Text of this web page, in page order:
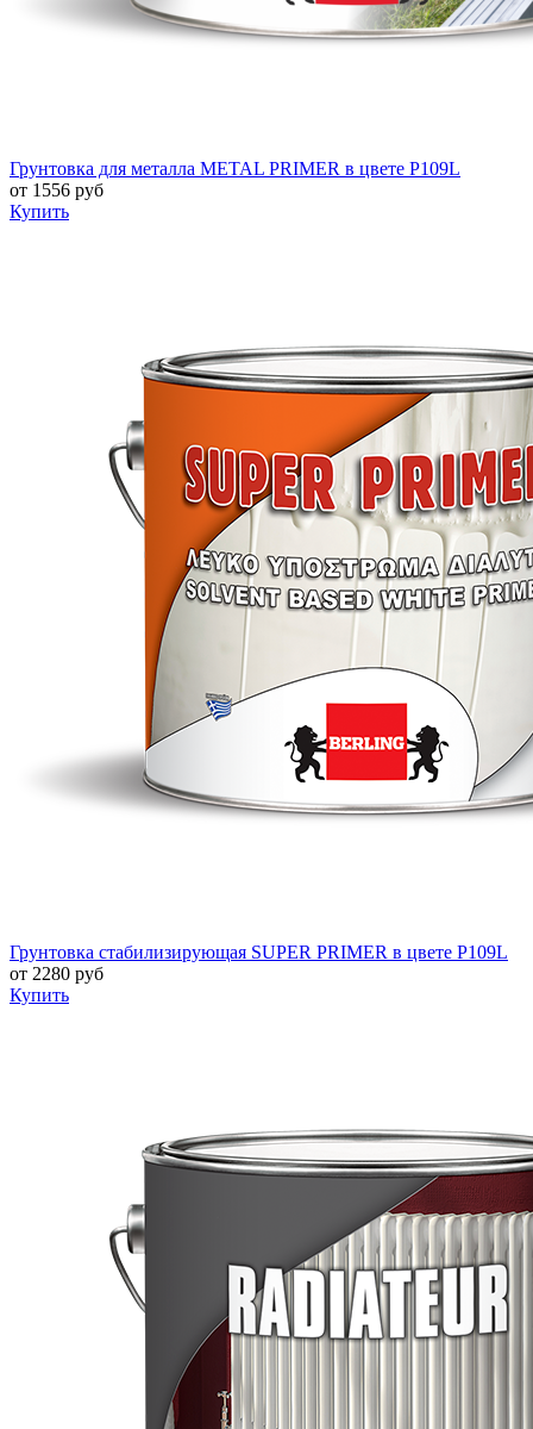
Грунтовка для металла METAL PRIMER в цвете P109L
от 1556 руб
Купить
Грунтовка стабилизирующая SUPER PRIMER в цвете P109L
от 2280 руб
Купить